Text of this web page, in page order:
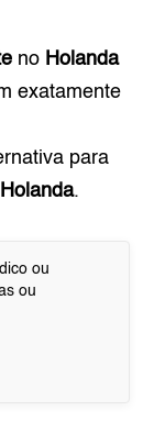
no Holanda
exatamente
para
Holanda.
ou
ou